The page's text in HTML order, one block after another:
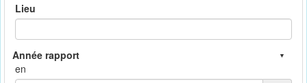
Lieu
en